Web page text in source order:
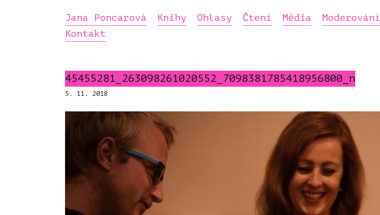
Jana Poncarová Knihy Ohlasy Čtení Média Moderování
Kontakt
45455281_263098261020552_7098381785418956800_n
5. 11. 2018